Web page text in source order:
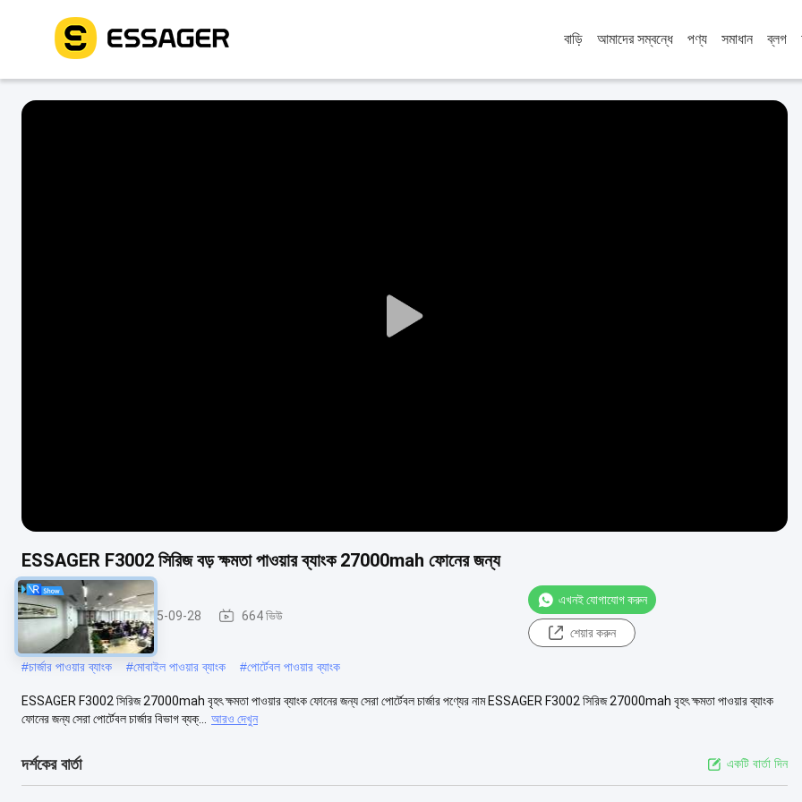
বাড়ি আমাদের সম্বন্ধে পণ্য সমাধান ব্লগ
Play
ESSAGER F3002 সিরিজ বড় ক্ষমতা পাওয়ার ব্যাংক 27000mah ফোনের জন্য
পাওয়ার ব্যাংক 2025-09-28 664 ভিউ
এখনই যোগাযোগ করুন
শেয়ার করুন
#চার্জার পাওয়ার ব্যাংক #মোবাইল পাওয়ার ব্যাংক #পোর্টেবল পাওয়ার ব্যাংক
ESSAGER F3002 সিরিজ 27000mah বৃহৎ ক্ষমতা পাওয়ার ব্যাংক ফোনের জন্য সেরা পোর্টেবল চার্জার পণ্যের নাম ESSAGER F3002 সিরিজ 27000mah বৃহৎ ক্ষমতা পাওয়ার ব্যাংক
ফোনের জন্য সেরা পোর্টেবল চার্জার বিভাগ ব্যক্...
আরও দেখুন
দর্শকের বার্তা একটি বার্তা দিন